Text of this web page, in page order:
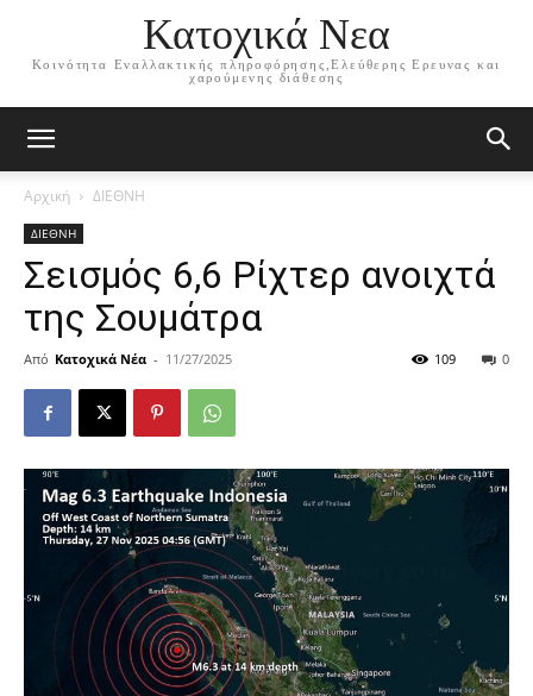
Κατοχικά Νεα
Κοινότητα Εναλλακτικής πληροφόρησης,Ελεύθερης Ερευνας και
χαρούμενης διάθεσης
Αρχική ΔΙΕΘΝΗ
ΔΙΕΘΝΗ
Σεισμός 6,6 Ρίχτερ ανοιχτά
της Σουμάτρα
Από Κατοχικά Νέα - 11/27/2025 0
109